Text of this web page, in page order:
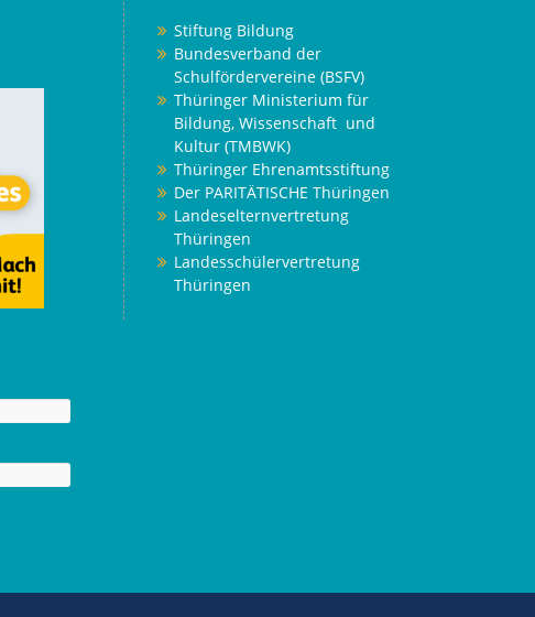
Stiftung Bildung
Bundesverband der
Schulfördervereine (BSFV)
Thüringer Ministerium für
Bildung, Wissenschaft und
Kultur (TMBWK)
Thüringer Ehrenamtsstiftung
Der PARITÄTISCHE Thüringen
Landeselternvertretung
Thüringen
Landesschülervertretung
Thüringen